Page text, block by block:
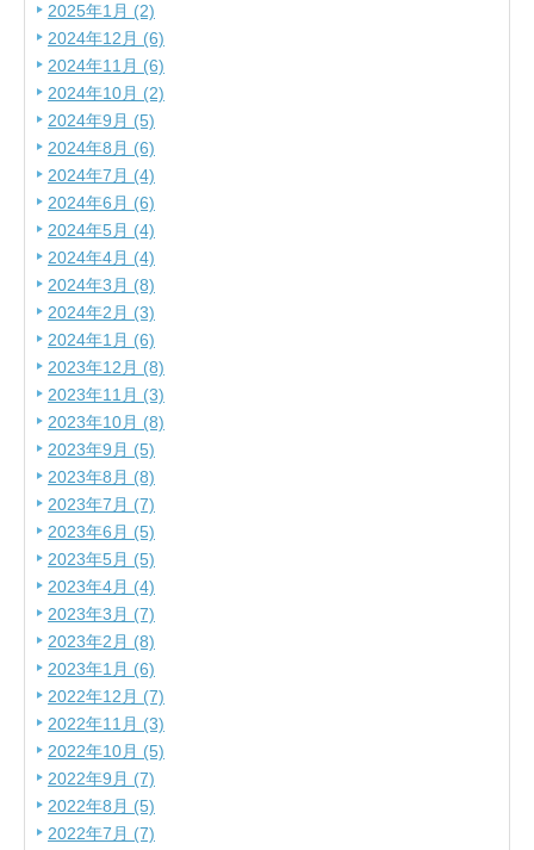
2025年1月 (2)
2024年12月 (6)
2024年11月 (6)
2024年10月 (2)
2024年9月 (5)
2024年8月 (6)
2024年7月 (4)
2024年6月 (6)
2024年5月 (4)
2024年4月 (4)
2024年3月 (8)
2024年2月 (3)
2024年1月 (6)
2023年12月 (8)
2023年11月 (3)
2023年10月 (8)
2023年9月 (5)
2023年8月 (8)
2023年7月 (7)
2023年6月 (5)
2023年5月 (5)
2023年4月 (4)
2023年3月 (7)
2023年2月 (8)
2023年1月 (6)
2022年12月 (7)
2022年11月 (3)
2022年10月 (5)
2022年9月 (7)
2022年8月 (5)
2022年7月 (7)